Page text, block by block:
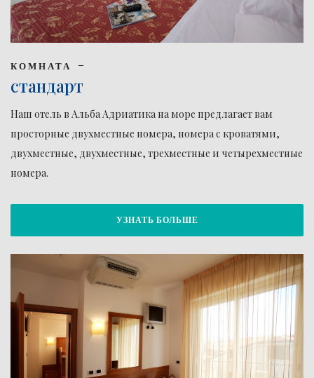
КОМНАТА
стандарт
Наш отель в Альба Адриатика на море предлагает вам
просторные двухместные номера, номера с кроватями,
двухместные, двухместные, трехместные и четырехместные
номера.
УЗНАТЬ БОЛЬШЕ